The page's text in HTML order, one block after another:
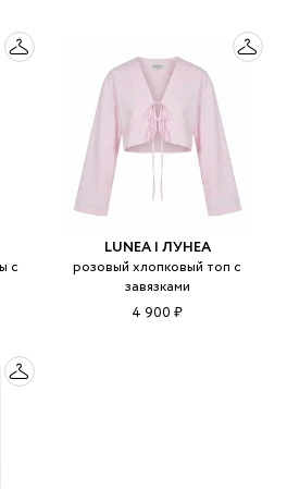
с
LUNEA | ЛУНЕА
розовый хлопковый топ с
завязками
4 900 ₽